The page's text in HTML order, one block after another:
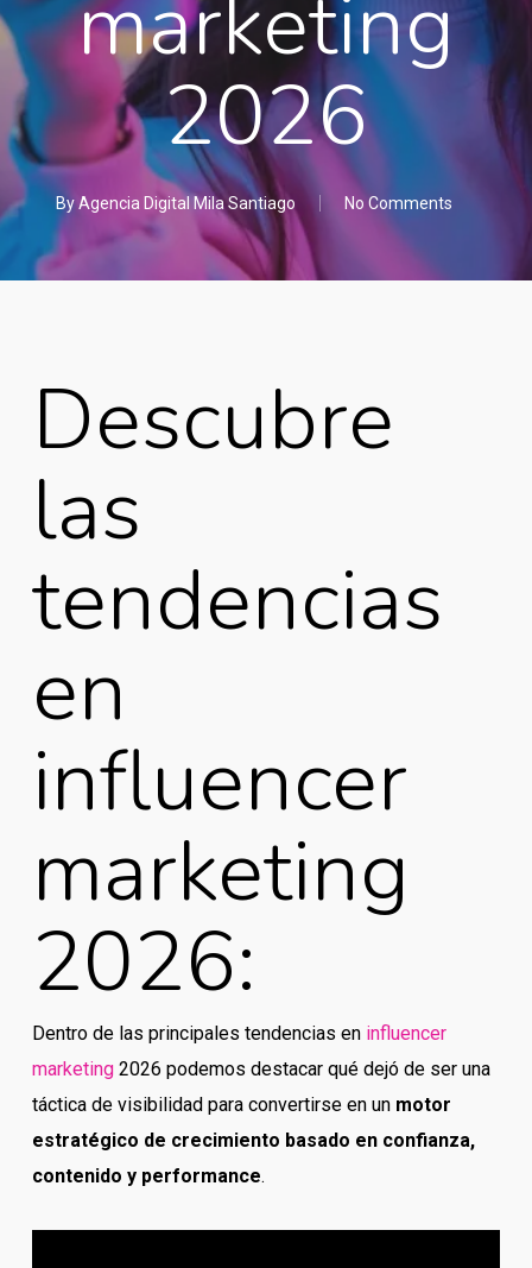
marketing
2026
ByAgencia Digital Mila Santiago No Comments
Descubre
las
tendencias
en
influencer
marketing
2026:
Dentro de las principales tendencias en influencer
marketing2026 podemos destacar qué dejó de ser una
táctica de visibilidad para convertirse en un motor
estratégico de crecimiento basado en confianza,
contenido y performance.